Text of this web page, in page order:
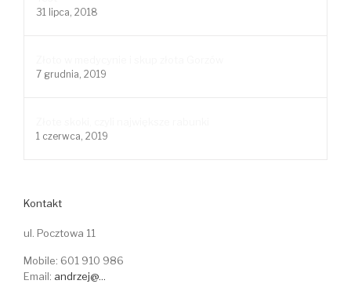
31 lipca, 2018
7 grudnia, 2019
1 czerwca, 2019
Kontakt
ul. Pocztowa 11
Mobile: 601 910 986
Email: andrzej@...